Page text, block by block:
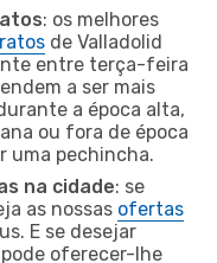
: os melhores
de Valladolid
entre terça-feira
a ser mais
a época alta,
ou fora de época
uma pechincha.
na cidade: se
as nossas ofertas
E se desejar
oferecer-lhe